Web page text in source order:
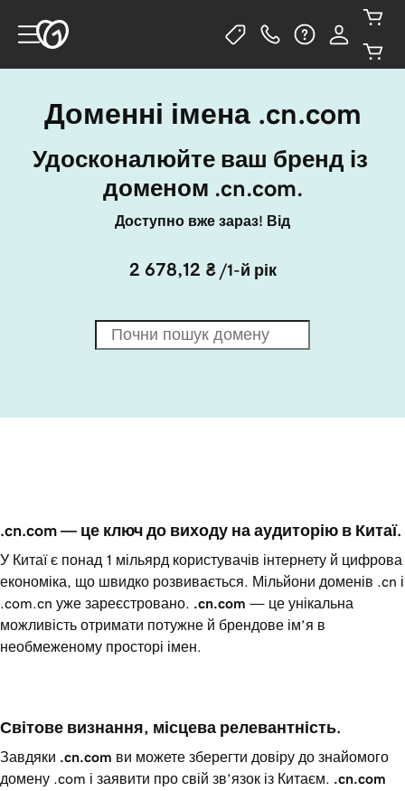
Доменні імена .cn.com
Удосконалюйте ваш бренд із
доменом .cn.com.
Доступно вже зараз! Від
2 678,12 ₴ /1-й рік
.cn.com — це ключ до виходу на аудиторію в Китаї.
У Китаї є понад 1 мільярд користувачів інтернету й цифрова
економіка, що швидко розвивається. Мільйони доменів .cn і
.com.cn уже зареєстровано.
.cn.com — це унікальна
можливість отримати потужне й брендове ім’я в
необмеженому просторі імен.
Світове визнання, місцева релевантність.
Завдяки .cn.com ви можете зберегти довіру до знайомого
домену .com і заявити про свій зв’язок із Китаєм.
.cn.com